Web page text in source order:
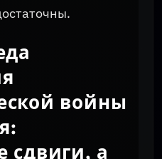
войны
сдвиги, а